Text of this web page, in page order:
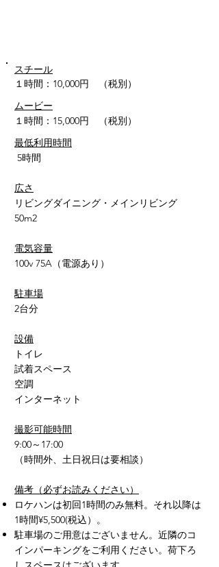
スチール
１時間： 10,000円 （税別）
ムービー
１時間：15,000円 （税別）
最低利用時間
5時間
広さ
リビングダイニング・メインリビング
50m2
電気容量
100v 75A（電源あり）
駐車場
2台分​
設備
トイレ
試着スペース
空調
インターネット
撮影可能時間
9:00～17:00
（時間外、土日祝日は要相談）
備考（必ずお読みください）
ロケハンは初回1時間のみ無料。それ以降は
1時間¥5,500(税込）。
駐車場のご用意はございません。近隣のコ
インパーキングをご利用ください。荷下ろ